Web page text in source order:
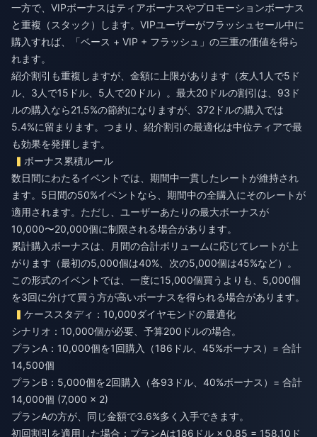
一方で、VIPボーナスはティアボーナスやプロモーションボーナス
と重複（スタック）します。VIPユーザーがフラッシュセール中に
購入すれば、「ベース + VIP + フラッシュ」の三重の価値を得ら
れます。
紹介割引も重複しますが、金額に上限があります（友人1人で5ド
ル、3人で15ドル、5人で20ドル）。最大20ドルの割引は、93ド
ルの購入なら21.5%の節約になりますが、372ドルの購入では
5.4%に留まります。つまり、紹介割引の最適化は中位ティアで最
も効果を発揮します。
ボーナス累積ルール
数日間にわたるイベントでは、期間中一貫したレートが維持され
ます。5日間の50%イベントなら、期間中の全購入にそのレートが
適用されます。ただし、ユーザーあたりの最大ボーナスが
10,000〜20,000個に制限される場合があります。
累計購入ボーナスは、月間の合計ボリュームに応じてレートが上
がります（最初の5,000個は40%、次の5,000個は45%など）。
この形式のイベントでは、一度に15,000個買うよりも、5,000個
を3回に分けて買う方が高いボーナスを得られる場合があります。
ケーススタディ：10,000ダイヤモンドの最適化
シナリオ：10,000個が必要、予算200ドルの場合。
プランA：10,000個を1回購入（186ドル、45%ボーナス）= 合計
14,500個
プランB：5,000個を2回購入（各93ドル、40%ボーナス）= 合計
14,000個 (7,000 × 2)
プランAの方が、同じ金額で3.6%多く入手できます。
初回割引を適用した場合：プランAは186ドル × 0.85 = 158.10ド